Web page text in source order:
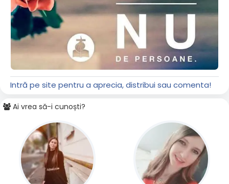
Intră pe site pentru a aprecia, distribui sau comenta!
Ai vrea să-i cunoști?